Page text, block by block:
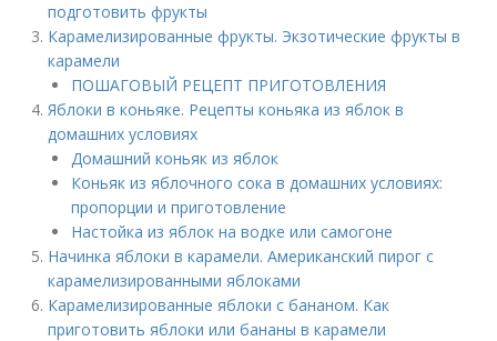
подготовить фрукты
Карамелизированные фрукты. Экзотические фрукты в
карамели
ПОШАГОВЫЙ РЕЦЕПТ ПРИГОТОВЛЕНИЯ
Яблоки в коньяке. Рецепты коньяка из яблок в
домашних условиях
Домашний коньяк из яблок
Коньяк из яблочного сока в домашних условиях:
пропорции и приготовление
Настойка из яблок на водке или самогоне
Начинка яблоки в карамели. Американский пирог с
карамелизированными яблоками
Карамелизированные яблоки с бананом. Как
приготовить яблоки или бананы в карамели